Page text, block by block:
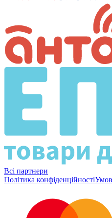
Всі партнери
Політика конфіденційності